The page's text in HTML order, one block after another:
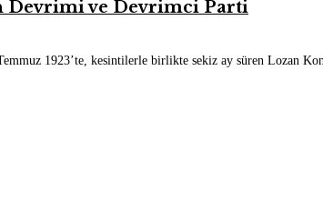
Devrimi ve Devrimci Parti
1923’te, kesintilerle birlikte sekiz ay süren Lozan